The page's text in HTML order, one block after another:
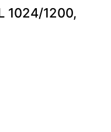
1024/1200,